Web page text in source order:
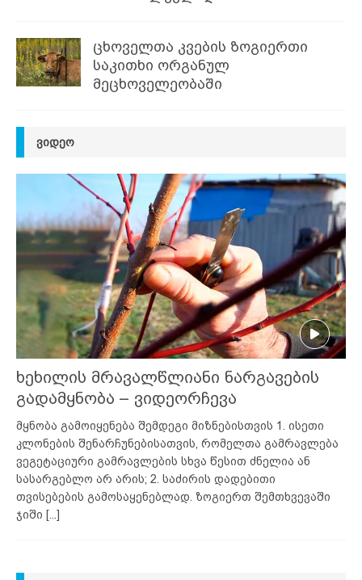
ცხოველთა კვების ზოგიერთი
საკითხი ორგანულ
მეცხოველეობაში
ᲕᲘᲓᲔᲝ
ხეხილის მრავალწლიანი ნარგავების
გადამყნობა – ვიდეორჩევა
მყნობა გამოიყენება შემდეგი მიზნებისთვის 1. ისეთი
კლონების შენარჩუნებისათვის, რომელთა გამრავლება
ვეგეტაციური გამრავლების სხვა წესით ძნელია ან
სასარგებლო არ არის; 2. საძირის დადებითი
თვისებების გამოსაყენებლად. ზოგიერთ შემთხვევაში
ჯიში [...]